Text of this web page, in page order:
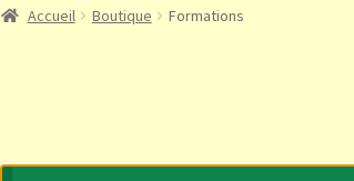
Accueil Boutique Formations